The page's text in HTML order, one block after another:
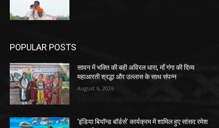
POPULAR POSTS
सावन में भक्ति की बही अविरल धारा, माँ गंगा की दिव्य
महाआरती श्रद्धा और उल्लास के साथ संपन्न
August 6, 2026
‘इंडिया बियॉन्ड बॉर्डर्स’ कार्यक्रम में शामिल हुए सांसद रमेश